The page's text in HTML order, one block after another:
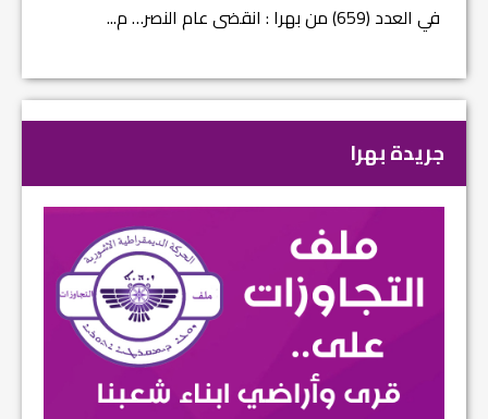
في العدد (659) من بهرا : انقضى عام النصر… م...
جريدة بهرا